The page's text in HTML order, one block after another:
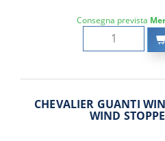
Consegna prevista
CHEVALIER GUANTI
WIND